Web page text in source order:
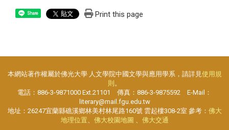
Share Print this page
本網站著作權屬於佛光大學 人文學院中國文學與應用學系，請詳見 使用規
則 。
電話：886-3-9871000 Ext.21101 傳真：886-3-9875592 E-Mail：
literary@mail.fgu.edu.tw
地址：26247宜蘭縣礁溪鄉林美村林尾路160號 雲起樓308-2室 參考： 佛大
地理位置
佛大校園地圖 佛大交通